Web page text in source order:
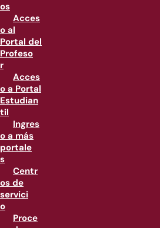
os
Acces
o al
Portal del
Profeso
r
Acces
o a Portal
Estudian
til
Ingres
o a más
portale
s
Centr
os de
servici
o
Proce